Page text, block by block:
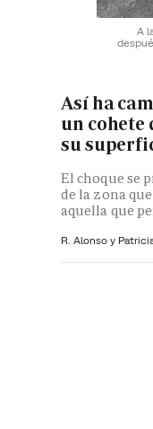
A
Así ha
un cohete
su
El choque se
de la zona
aquella que
R. Alonso y